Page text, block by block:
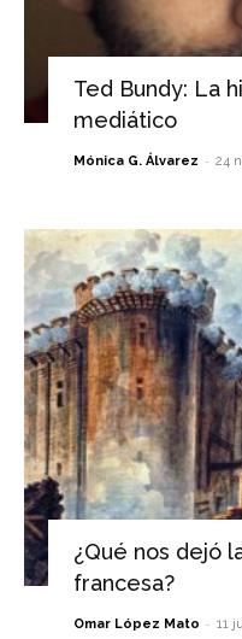
Ted Bundy: La
mediático
Mónica G. Álvarez - 24
¿Qué nos dejó
francesa?
Omar López Mato - 11